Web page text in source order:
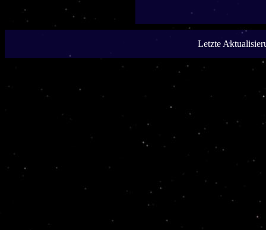
Letzte